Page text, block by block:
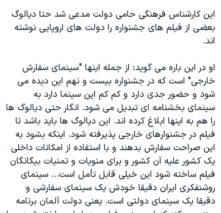
این کارشناس فرهنگی حامی دولت مدعی شد حتا دیالوگ
بعضی از فیلم های جشنواره را دولت های اروپایی نوشته
اند.
او در این باره می گوید: از جمله اینها "سینمای سفارش
خارجی" است که در جشنواره بیست و نهم این دیده می
شود و حضور جدی دارد و کم کم این سینما دارد به
سینمای بخشنامه ای تبدیل می شود. انگار حتی دیالوگ ها
را هم به اینها ابلاغ كرده اند. این دیالوگ ها باید باشد تا
فیلم در جشنوارهای خارجی پذیرفته شود. اینکه بشود به
این صراحت سفارش بدهند و با استفاده از امکانات داخلی
یک کشور علیه آن کشور و برای منویات و تمنیات بیگانگان
فیلم ساخته شود این خیلی قابل تأمل است... سینمای
روشنفکری ایران دقیقا خودش یک سینمای سفارشی و
دقیقا یک سینمای دولتی است. یعنی دولت آلمان برنامه